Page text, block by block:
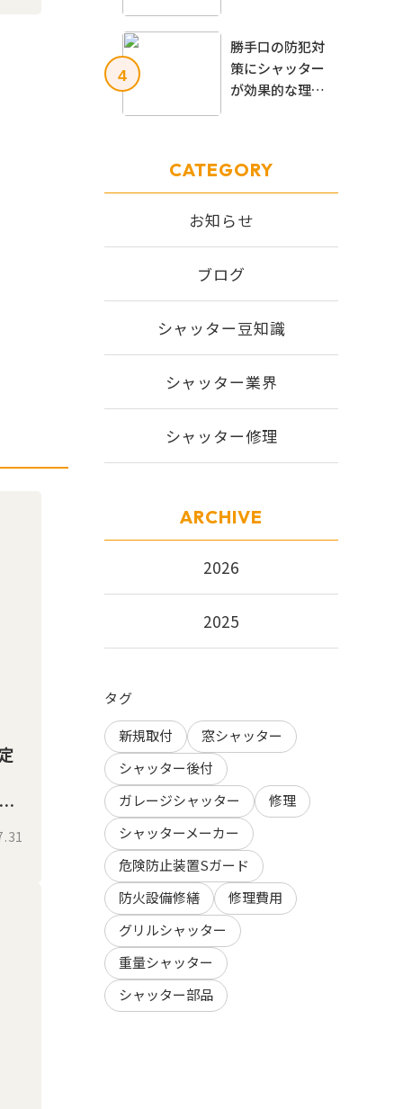
から専門業者が
必要な場合まで
を解説
4
勝手口の防犯対
策にシャッター
が効果的な理由
場を解説！
CATEGORY
お知らせ
ブログ
シャッター豆知識
シャッター業界
シャッター修理
ARCHIVE
2026
2025
タグ
新規取付
窓シャッター
シャッター後付
ガレージシャッター
修理
シャッターメーカー
危険防止装置Sガード
防火設備修繕
修理費用
グリルシャッター
重量シャッター
シャッター部品